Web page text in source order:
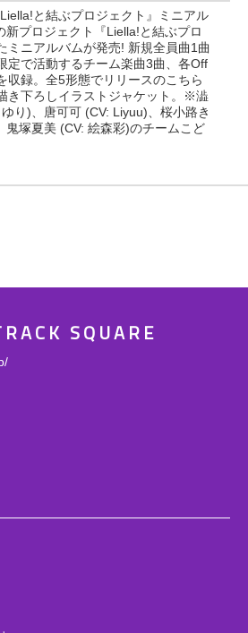
と結ぶプロジェクト』ミニアル
新プロジェクト『Liella!と結ぶプロ
ミニアルバムが発売! 新規全員曲1曲
定で活動するチーム楽曲3曲、各Off
収録。全5形態でリリースのこちら
き下ろしイラストジャケット。※澁
り)、唐可可 (CV: Liyuu)、桜小路き
鬼塚夏美 (CV: 絵森彩)のチームこど
SQUARE